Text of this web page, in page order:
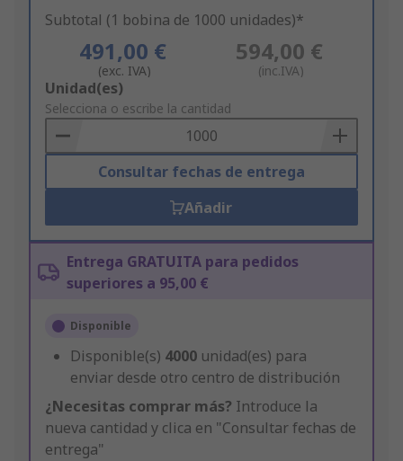
Subtotal (1 bobina de 1000 unidades)*
491,00 €
(exc. IVA)
594,00 €
(inc.IVA)
Add
to
Basket
Unidad(es)
Selecciona o escribe la cantidad
Consultar fechas de entrega
Añadir
Entrega GRATUITA para pedidos
superiores a 95,00 €
Disponible
Disponible(s) 4000 unidad(es) para
enviar desde otro centro de distribución
¿Necesitas comprar más? Introduce la
nueva cantidad y clica en "Consultar fechas de
entrega"